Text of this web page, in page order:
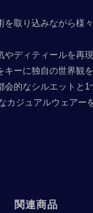
を取り込みながら様
やディティールを再
ーに独自の世界観を
会的なシルエットと
カジュアルウェアー
関連商品